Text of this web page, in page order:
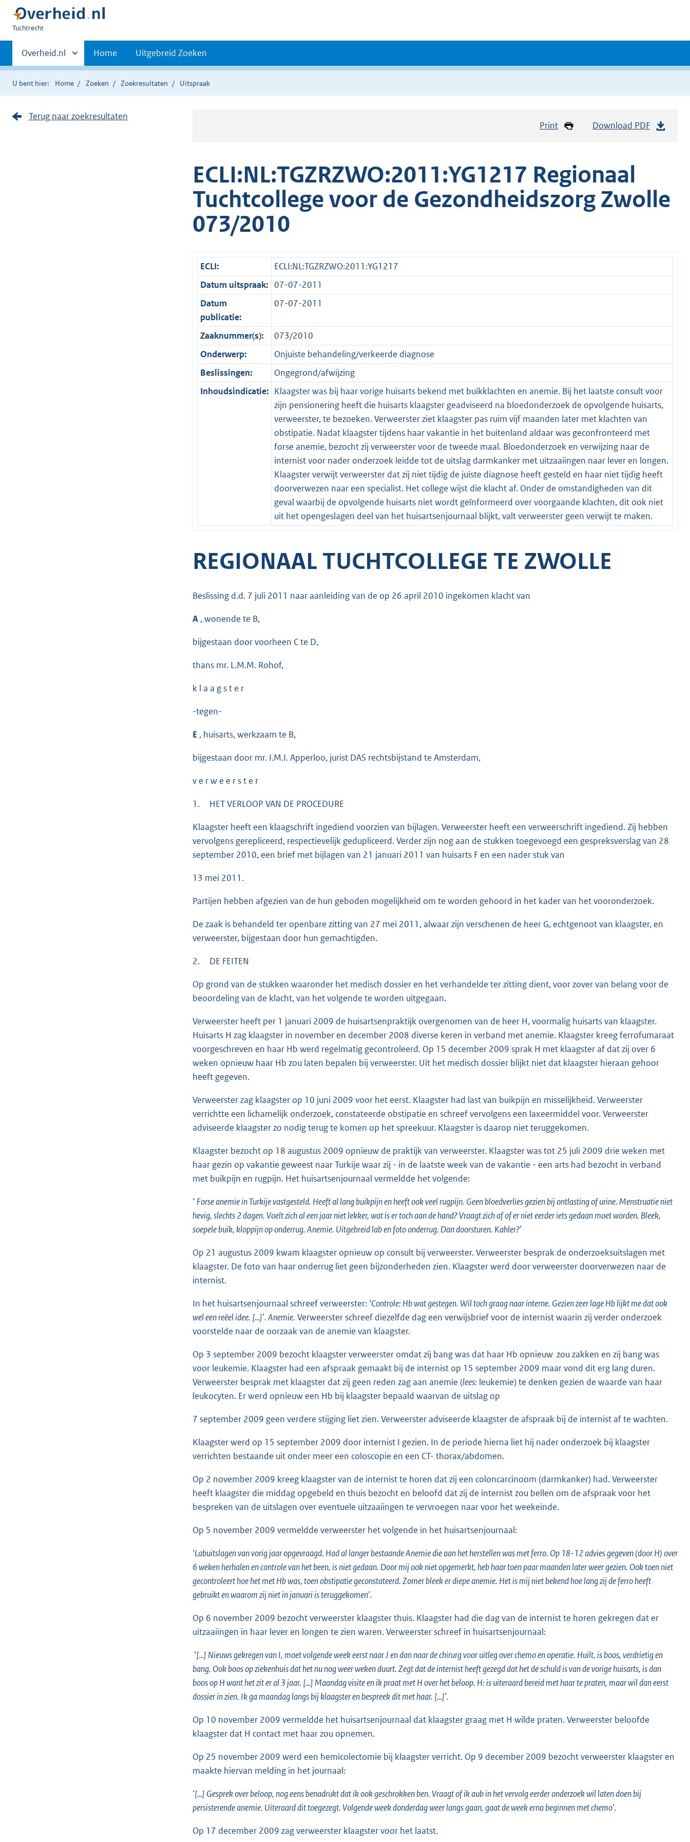
U
hier:
Tuchtrecht
Primaire
navigatie
Andere
sites
binnen
Overheid.nl Home Uitgebreid Zoeken
U bent hier: Home Zoeken Zoekresultaten Uitspraak
Print Download PDF
ECLI:NL:TGZRZWO:2011:YG1217 Regionaal
Tuchtcollege voor de Gezondheidszorg Zwolle
073/2010
ECLI:
ECLI:NL:TGZRZWO:2011:YG1217
Datum uitspraak: 07-07-2011
Datum
publicatie:
07-07-2011
Zaaknummer(s):
073/2010
Onderwerp:
Onjuiste behandeling/verkeerde diagnose
Beslissingen:
Ongegrond/afwijzing
Inhoudsindicatie: Klaagster was bij haar vorige huisarts bekend met buikklachten en anemie. Bij het laatste consult voor
zijn pensionering heeft die huisarts klaagster geadviseerd na bloedonderzoek de opvolgende huisarts,
verweerster, te bezoeken. Verweerster ziet klaagster pas ruim vijf maanden later met klachten van
obstipatie. Nadat klaagster tijdens haar vakantie in het buitenland aldaar was geconfronteerd met
forse anemie, bezocht zij verweerster voor de tweede maal. Bloedonderzoek en verwijzing naar de
internist voor nader onderzoek leidde tot de uitslag darmkanker met uitzaaiingen naar lever en longen.
Klaagster verwijt verweerster dat zij niet tijdig de juiste diagnose heeft gesteld en haar niet tijdig heeft
doorverwezen naar een specialist. Het college wijst die klacht af. Onder de omstandigheden van dit
geval waarbij de opvolgende huisarts niet wordt geïnformeerd over voorgaande klachten, dit ook niet
uit het opengeslagen deel van het huisartsenjournaal blijkt, valt verweerster geen verwijt te maken.
REGIONAAL TUCHTCOLLEGE TE ZWOLLE
Beslissing d.d. 7 juli 2011 naar aanleiding van de op 26 april 2010 ingekomen klacht van
A , wonende te B,
bijgestaan door voorheen C te D,
thans mr. L.M.M. Rohof,
k l a a g s t e r
-tegen-
E , huisarts, werkzaam te B,
bijgestaan door mr. I.M.I. Apperloo, jurist DAS rechtsbijstand te Amsterdam,
v e r w e e r s t e r
1. HET VERLOOP VAN DE PROCEDURE
Klaagster heeft een klaagschrift ingediend voorzien van bijlagen. Verweerster heeft een verweerschrift ingediend. Zij hebben
vervolgens gerepliceerd, respectievelijk gedupliceerd. Verder zijn nog aan de stukken toegevoegd een gespreksverslag van 28
september 2010, een brief met bijlagen van 21 januari 2011 van huisarts F en een nader stuk van
13 mei 2011.
Partijen hebben afgezien van de hun geboden mogelijkheid om te worden gehoord in het kader van het vooronderzoek.
De zaak is behandeld ter openbare zitting van 27 mei 2011, alwaar zijn verschenen de heer G, echtgenoot van klaagster, en
verweerster, bijgestaan door hun gemachtigden.
2. DE FEITEN
Op grond van de stukken waaronder het medisch dossier en het verhandelde ter zitting dient, voor zover van belang voor de
beoordeling van de klacht, van het volgende te worden uitgegaan.
Verweerster heeft per 1 januari 2009 de huisartsenpraktijk overgenomen van de heer H, voormalig huisarts van klaagster.
Huisarts H zag klaagster in november en december 2008 diverse keren in verband met anemie. Klaagster kreeg ferrofumaraat
voorgeschreven en haar Hb werd regelmatig gecontroleerd. Op 15 december 2009 sprak H met klaagster af dat zij over 6
weken opnieuw haar Hb zou laten bepalen bij verweerster. Uit het medisch dossier blijkt niet dat klaagster hieraan gehoor
heeft gegeven.
Verweerster zag klaagster op 10 juni 2009 voor het eerst. Klaagster had last van buikpijn en misselijkheid. Verweerster
verrichtte een lichamelijk onderzoek, constateerde obstipatie en schreef vervolgens een laxeermiddel voor. Verweerster
adviseerde klaagster zo nodig terug te komen op het spreekuur. Klaagster is daarop niet teruggekomen.
Klaagster bezocht op 18 augustus 2009 opnieuw de praktijk van verweerster. Klaagster was tot 25 juli 2009 drie weken met
haar gezin op vakantie geweest naar Turkije waar zij - in de laatste week van de vakantie - een arts had bezocht in verband
met buikpijn en rugpijn. Het huisartsenjournaal vermeldde het volgende:
‘ Forse anemie in Turkije vastgesteld. Heeft al lang buikpijn en heeft ook veel rugpijn. Geen bloedverlies gezien bij ontlasting of urine. Menstruatie niet
hevig, slechts 2 dagen. Voelt zich al een jaar niet lekker, wat is er toch aan de hand? Vraagt zich af of er niet eerder iets gedaan moet worden. Bleek,
soepele buik, kloppijn op onderrug. Anemie. Uitgebreid lab en foto onderrug. Dan doorsturen. Kahler?’
Op 21 augustus 2009 kwam klaagster opnieuw op consult bij verweerster. Verweerster besprak de onderzoeksuitslagen met
klaagster. De foto van haar onderrug liet geen bijzonderheden zien. Klaagster werd door verweerster doorverwezen naar de
internist.
In het huisartsenjournaal schreef verweerster: ‘Controle: Hb wat gestegen. Wil toch graag naar interne. Gezien zeer lage Hb lijkt me dat ook
wel een reëel idee. […]’. Anemie. Verweerster schreef diezelfde dag een verwijsbrief voor de internist waarin zij verder onderzoek
voorstelde naar de oorzaak van de anemie van klaagster.
Op 3 september 2009 bezocht klaagster verweerster omdat zij bang was dat haar Hb opnieuw zou zakken en zij bang was
voor leukemie. Klaagster had een afspraak gemaakt bij de internist op 15 september 2009 maar vond dit erg lang duren.
Verweerster besprak met klaagster dat zij geen reden zag aan anemie (lees: leukemie) te denken gezien de waarde van haar
leukocyten. Er werd opnieuw een Hb bij klaagster bepaald waarvan de uitslag op
7 september 2009 geen verdere stijging liet zien. Verweerster adviseerde klaagster de afspraak bij de internist af te wachten.
Klaagster werd op 15 september 2009 door internist I gezien. In de periode hierna liet hij nader onderzoek bij klaagster
verrichten bestaande uit onder meer een coloscopie en een CT- thorax/abdomen.
Op 2 november 2009 kreeg klaagster van de internist te horen dat zij een coloncarcinoom (darmkanker) had. Verweerster
heeft klaagster die middag opgebeld en thuis bezocht en beloofd dat zij de internist zou bellen om de afspraak voor het
bespreken van de uitslagen over eventuele uitzaaiingen te vervroegen naar voor het weekeinde.
Op 5 november 2009 vermeldde verweerster het volgende in het huisartsenjournaal:
‘Labuitslagen van vorig jaar opgevraagd. Had al langer bestaande Anemie die aan het herstellen was met ferro. Op 18-12 advies gegeven (door H) over
6 weken herhalen en controle van het been, is niet gedaan. Door mij ook niet opgemerkt, heb haar toen paar maanden later weer gezien. Ook toen niet
gecontroleert hoe het met Hb was, toen obstipatie geconstateerd. Zomer bleek er diepe anemie. Het is mij niet bekend hoe lang zij de ferro heeft
gebruikt en waarom zij niet in januari is teruggekomen’.
Op 6 november 2009 bezocht verweerster klaagster thuis. Klaagster had die dag van de internist te horen gekregen dat er
uitzaaiingen in haar lever en longen te zien waren. Verweerster schreef in huisartsenjournaal:
‘[…] Nieuws gekregen van I, moet volgende week eerst naar J en dan naar de chirurg voor uitleg over chemo en operatie. Huilt, is boos, verdrietig en
bang. Ook boos op ziekenhuis dat het nu nog weer weken duurt. Zegt dat de internist heeft gezegd dat het de schuld is van de vorige huisarts, is dan
boos op H want het zit er al 3 jaar. […] Maandag visite en ik praat met H over het beloop. H: is uiteraard bereid met haar te praten, maar wil dan eerst
dossier in zien. Ik ga maandag langs bij klaagster en bespreek dit met haar. […]’.
Op 10 november 2009 vermeldde het huisartsenjournaal dat klaagster graag met H wilde praten. Verweerster beloofde
klaagster dat H contact met haar zou opnemen.
Op 25 november 2009 werd een hemicolectomie bij klaagster verricht. Op 9 december 2009 bezocht verweerster klaagster en
maakte hiervan melding in het journaal:
‘[…] Gesprek over beloop, nog eens benadrukt dat ik ook geschrokken ben. Vraagt of ik aub in het vervolg eerder onderzoek wil laten doen bij
persisterende anemie. Uiteraard dit toegezegt. Volgende week donderdag weer langs gaan, gaat de week erna beginnen met chemo’.
Op 17 december 2009 zag verweerster klaagster voor het laatst.
Terug naar zoekresultaten